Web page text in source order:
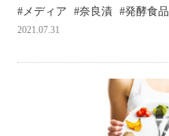
メディア
奈良漬 発酵食品
2021.07.31